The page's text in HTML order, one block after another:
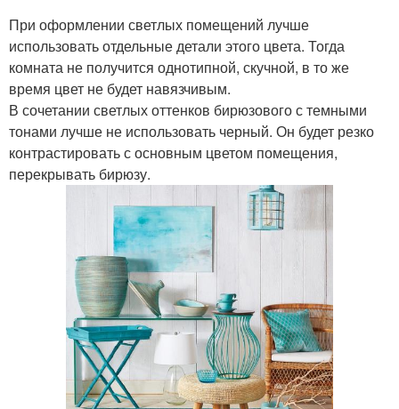
При оформлении светлых помещений лучше
использовать отдельные детали этого цвета. Тогда
комната не получится однотипной, скучной, в то же
время цвет не будет навязчивым.
В сочетании светлых оттенков бирюзового с темными
тонами лучше не использовать черный. Он будет резко
контрастировать с основным цветом помещения,
перекрывать бирюзу.